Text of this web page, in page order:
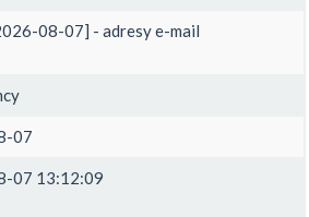
08-07] - adresy e-mail
07
07 13:12:09